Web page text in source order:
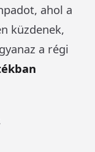
ahol a
küzdenek,
a régi